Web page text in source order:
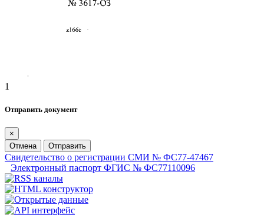
1
Отправить документ
×
Отмена
Отправить
Свидетельство о регистрации СМИ № ФС77-47467
Электронный паспорт ФГИС № ФС77110096